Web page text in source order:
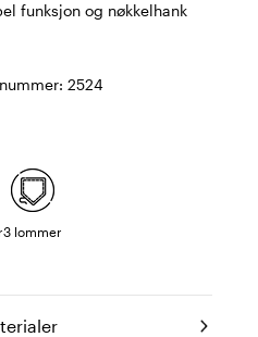
funksjon og nøkkelhank
2524
3 lommer